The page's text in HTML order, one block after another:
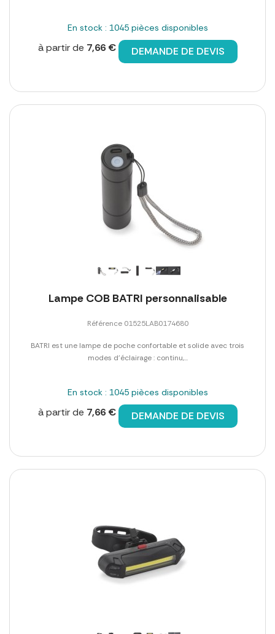
En stock : 1045 pièces disponibles
à partir de 7,66 € DEMANDE DE DEVIS
Lampe COB BATRI personnalisable
Référence 01525LAB0174680
BATRI est une lampe de poche confortable et solide avec trois
modes d'éclairage : continu,...
En stock : 1045 pièces disponibles
à partir de 7,66 € DEMANDE DE DEVIS